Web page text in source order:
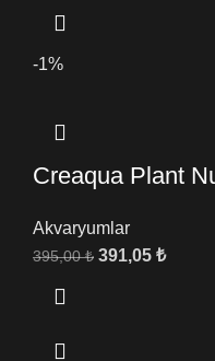
-1%
Creaqua Plant
Akvaryumlar
395,00₺ 391,05 ₺